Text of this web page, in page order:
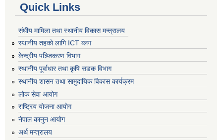
Quick Links
संघीय मामिला तथा स्थानीय विकास मन्त्रालय
स्थानीय तहको लागि ICT ब्लग
केन्द्रीय पञ्जिकरण विभाग
स्थानीय पूर्वाधार तथा कृषि सडक विभाग
स्थानीय शासन तथा सामुदायिक विकास कार्यक्रम
लोक सेवा आयोग
राष्ट्रिय योजना आयोग
नेपाल कानुन आयोग
अर्थ मन्त्रालय